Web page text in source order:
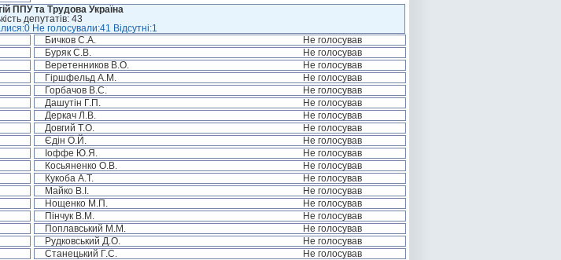
ППУ та Трудова Україна
депутатів: 43
Не голосували:41 Відсутні:1
Бичков С.А.
Не голосував
Буряк С.В.
Не голосував
Веретенников В.О.
Не голосував
Гіршфельд А.М.
Не голосував
Горбачов В.С.
Не голосував
Дашутін Г.П.
Не голосував
Деркач Л.В.
Не голосував
Довгий Т.О.
Не голосував
Єдін О.Й.
Не голосував
Іоффе Ю.Я.
Не голосував
Косьяненко О.В.
Не голосував
Кукоба А.Т.
Не голосував
Майко В.І.
Не голосував
Нощенко М.П.
Не голосував
Пінчук В.М.
Не голосував
Поплавський М.М.
Не голосував
Рудковський Д.О.
Не голосував
Станецький Г.С.
Не голосував